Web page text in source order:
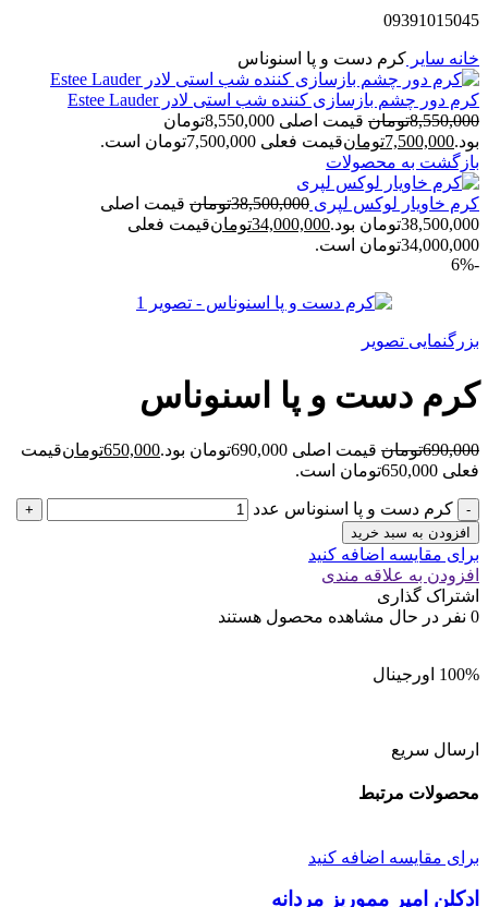
09391015045
خانه سایر کرم دست و پا اسنوناس
کرم دور چشم بازسازی کننده شب استی لادر Estee Lauder
8,550,000تومان
قیمت اصلی 8,550,000تومان
بود.7,500,000تومانقیمت فعلی 7,500,000تومان است.
بازگشت به محصولات
کرم خاویار لوکس لپری 38,500,000تومان قیمت اصلی
38,500,000تومان بود.
34,000,000تومانقیمت فعلی
34,000,000تومان است.
-6%
بزرگنمایی تصویر
کرم دست و پا اسنوناس
690,000تومان قیمت اصلی 690,000تومان بود. 650,000تومانقیمت
فعلی 650,000تومان است.
کرم دست و پا اسنوناس عدد
افزودن به سبد خرید
برای مقایسه اضافه کنید
افزودن به علاقه مندی
اشتراک گذاری
0 نفر در حال مشاهده محصول هستند
100% اورجینال
ارسال سریع
محصولات مرتبط
برای مقایسه اضافه کنید
ادکلن امپر مموریز مردانه